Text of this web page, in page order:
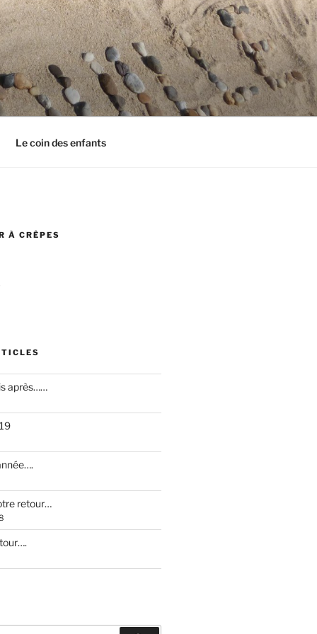
Le coin des enfants
À CRÊPES
après……
retour…